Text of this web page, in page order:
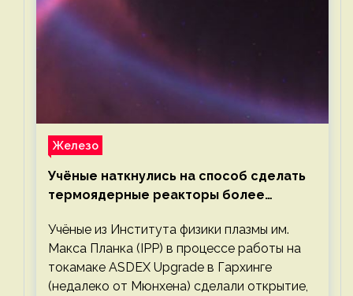
Железо
Учёные наткнулись на способ сделать
термоядерные реакторы более
Учёные из Института физики плазмы им.
Макса Планка (IPP) в процессе работы на
токамаке ASDEX Upgrade в Гархинге
(недалеко от Мюнхена) сделали открытие,